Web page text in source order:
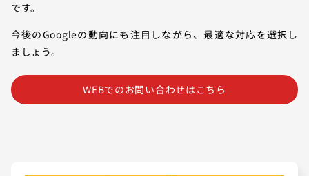
です。
今後のGoogleの動向にも注目しながら、最適な対応を選択し
ましょう。
WEBでのお問い合わせはこちら